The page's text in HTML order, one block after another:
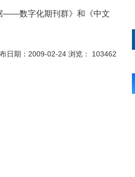
——数字化期刊群》和《中文
日期：2009-02-24 浏览： 103462